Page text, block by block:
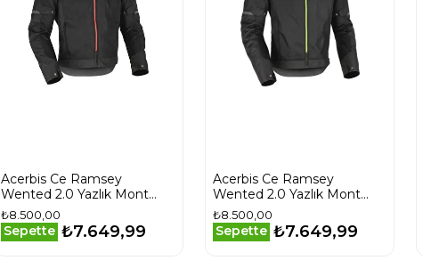
Acerbis Ce Ramsey
Wented 2.0 Yazlık Mont
Siyah Kırmızı
₺8.500,00
Sepette ₺7.649,99
Acerbis Ce Ramsey
Wented 2.0 Yazlık Mont
Siyah Sarı
₺8.500,00
Sepette ₺7.649,99